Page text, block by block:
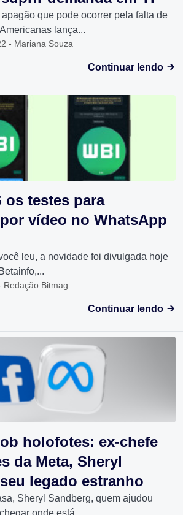
que pode ocorrer pela falta de
lança...
- Mariana Souza
Continuar lendo
os testes para
vídeo no WhatsApp
leu, a novidade foi divulgada hoje
Redação Bitmag
Continuar lendo
holofotes: ex-chefe
da Meta, Sheryl
legado estranho
Sheryl Sandberg, quem ajudou